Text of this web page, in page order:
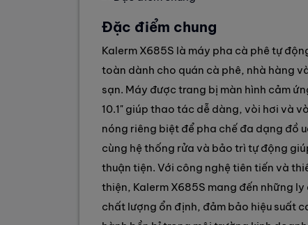
Đặc điểm chung
Kalerm X685S là máy pha cà phê tự
toàn dành cho quán cà phê, nhà hàng
sạn. Máy được trang bị màn hình cảm
10.1" giúp thao tác dễ dàng, vòi hơi và
nóng riêng biệt để pha chế đa dạng đồ
cùng hệ thống rửa và bảo trì tự động
thuận tiện. Với công nghệ tiên tiến và
thiện, Kalerm X685S mang đến những ly
chất lượng ổn định, đảm bảo hiệu suất